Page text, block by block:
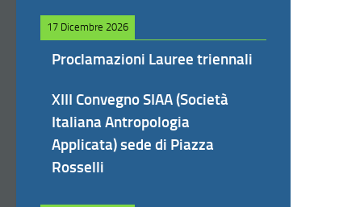
17 Dicembre 2026
Proclamazioni Lauree triennali
XIII Convegno SIAA (Società
Italiana Antropologia
Applicata) sede di Piazza
Rosselli